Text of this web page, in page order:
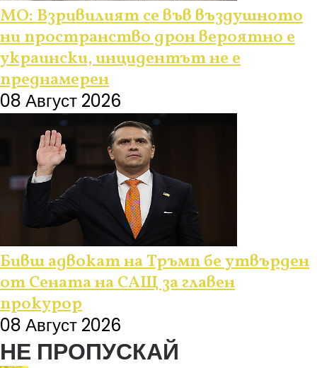
МО: Взривилият се във въздушното
ни пространство дрон вероятно е
украински, инцидентът не е
преднамерен
08 Август 2026
Бивш адвокат на Тръмп бе утвърден
от Сената на САЩ за главен
прокурор
08 Август 2026
НЕ ПРОПУСКАЙ